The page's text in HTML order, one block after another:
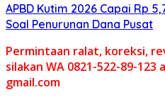
APBD Kutim 2026 Capai Rp
Soal Penurunan Dana Pusat
Permintaan ralat, koreksi,
silakan WA 0821-522-89-
gmail.com